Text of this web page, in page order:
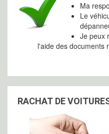
Ma
Le
Je peux
l'aide des documents
RACHAT DE